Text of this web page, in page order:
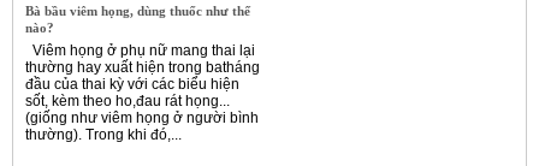
Bà bầu viêm họng, dùng thuốc như thế
nào?
Viêm họng ở phụ nữ mang thai lại
thường hay xuất hiện trong batháng
đầu của thai kỳ với các biểu hiện
sốt, kèm theo ho,đau rát họng...
(giống như viêm họng ở người bình
thường). Trong khi đó,...